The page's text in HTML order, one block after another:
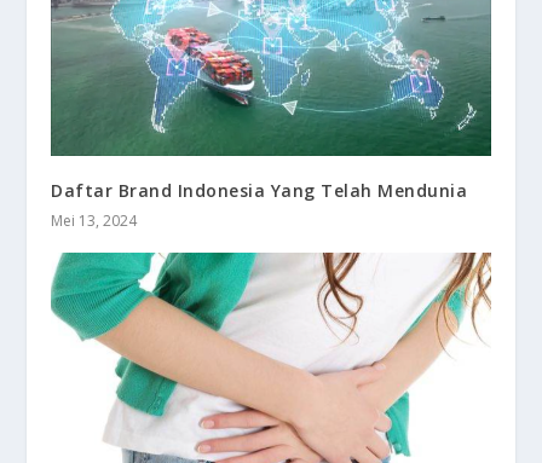
Daftar Brand Indonesia Yang Telah Mendunia
Mei 13, 2024